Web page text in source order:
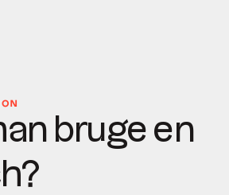
bruge en